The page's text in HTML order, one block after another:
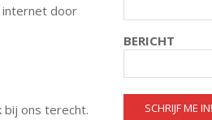
internet door
bij ons terecht.
BERICHT